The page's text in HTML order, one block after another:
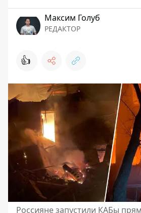
Максим Голуб
РЕДАКТОР
👍
Россияне запустили КАБы